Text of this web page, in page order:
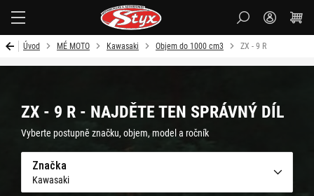
Úvod MÉ MOTO Kawasaki Objem do 1000 cm3 ZX - 9 R
ZX - 9 R - NAJDĚTE TEN SPRÁVNÝ DÍL
Vyberte postupně značku, objem, model a ročník
Značka
Kawasaki